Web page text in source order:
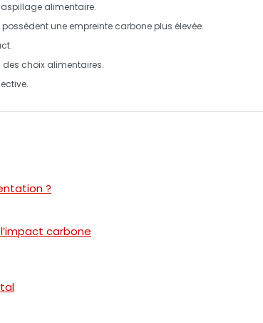
alimentaire.
possèdent une empreinte carboneplus élevée.
choix alimentaires.
.
?
carbone